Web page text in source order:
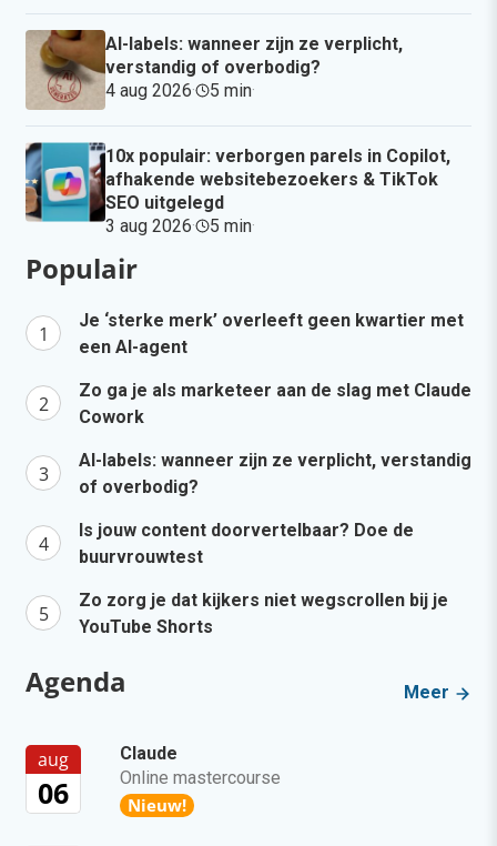
AI-labels: wanneer zijn ze verplicht,
verstandig of overbodig?
4 aug 2026· 5 min·
10x populair: verborgen parels in Copilot,
afhakende websitebezoekers & TikTok
SEO uitgelegd
3 aug 2026· 5 min·
Populair
Je ‘sterke merk’ overleeft geen kwartier met
een AI-agent
Zo ga je als marketeer aan de slag met Claude
Cowork
AI-labels: wanneer zijn ze verplicht, verstandig
of overbodig?
Is jouw content doorvertelbaar? Doe de
buurvrouwtest
Zo zorg je dat kijkers niet wegscrollen bij je
YouTube Shorts
Agenda Meer
aug
06
Claude
Online mastercourse
Nieuw!